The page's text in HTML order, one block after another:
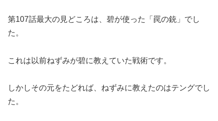
第107話最大の見どころは、碧が使った「罠の銃」でし
た。
これは以前ねずみが碧に教えていた戦術です。
しかしその元をたどれば、ねずみに教えたのはテングでし
た。